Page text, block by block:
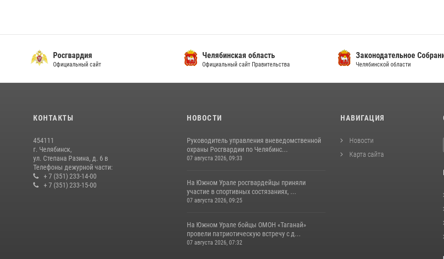
Росгвардия
Официальный сайт
Челябинская область
Официальный сайт Правительства
Законодательное
Челябинской области
КОНТАКТЫ
454111
г. Челябинск,
ул. Степана Разина, д. 6 в
Телефоны дежурной части:
+ 7 (351) 233-14-00
+ 7 (351) 233-15-00
НОВОСТИ
Руководитель управления вневедомственной
охраны Росгвардии по Челябинс...
07 августа 2026, 09:33
На Южном Урале росгвардейцы приняли
участие в спортивных состязаниях, ...
07 августа 2026, 09:25
На Южном Урале бойцы ОМОН «Таганай»
провели патриотическую встречу с д...
07 августа 2026, 07:32
НАВИГАЦИЯ
Новости
Карта сайта